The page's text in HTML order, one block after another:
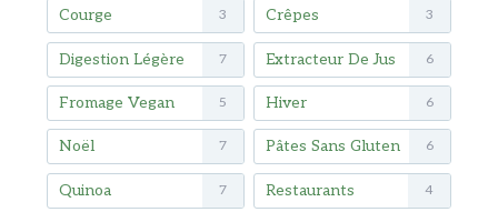
Courge 3 Crêpes 3
Digestion Légère 7 Extracteur De Jus 6
Fromage Vegan 5 Hiver 6
Noël 7 Pâtes Sans Gluten 6
Quinoa 7 Restaurants 4